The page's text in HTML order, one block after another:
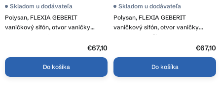
Polysan, FLEXIA GEBERIT
vaničkový sifón, otvor vaničky
Skladom u dodávateľa
€67,10
Do košíka
Polysan, FLEXIA GEBERIT
vaničkový sifón, otvor vaničky
90mm, DN40, čierna, 17751
Skladom u dodávateľa
€67,10
Do košíka